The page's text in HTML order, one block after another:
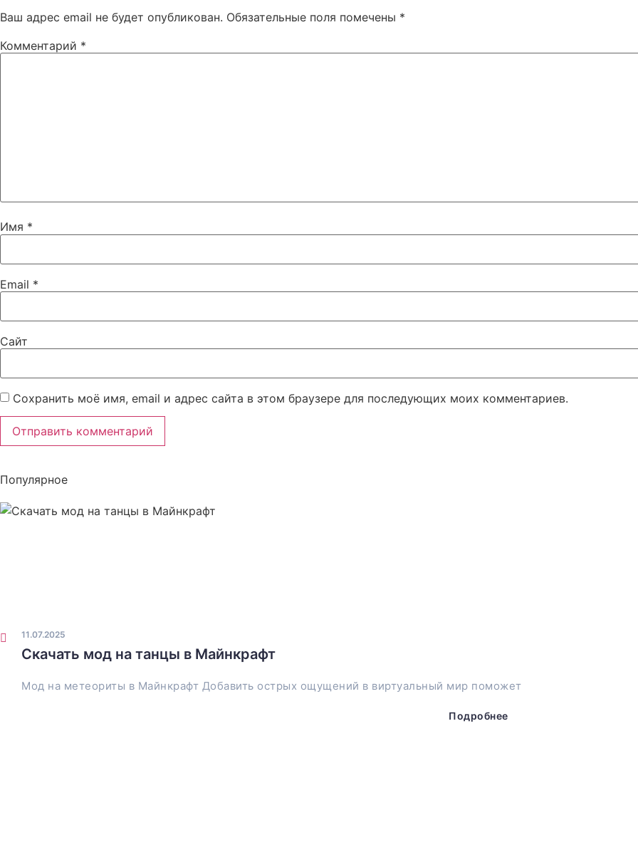
Ваш адрес email не будет опубликован. Обязательные поля помечены *
Комментарий *
Имя *
Email *
Сайт
Сохранить моё имя, email и адрес сайта в этом браузере для последующих моих комментариев.
Популярное
Скачать мод на танцы в Майнкрафт
Мод на метеориты в Майнкрафт Добавить острых ощущений в виртуальный мир поможет
Подробнее
11.07.2025